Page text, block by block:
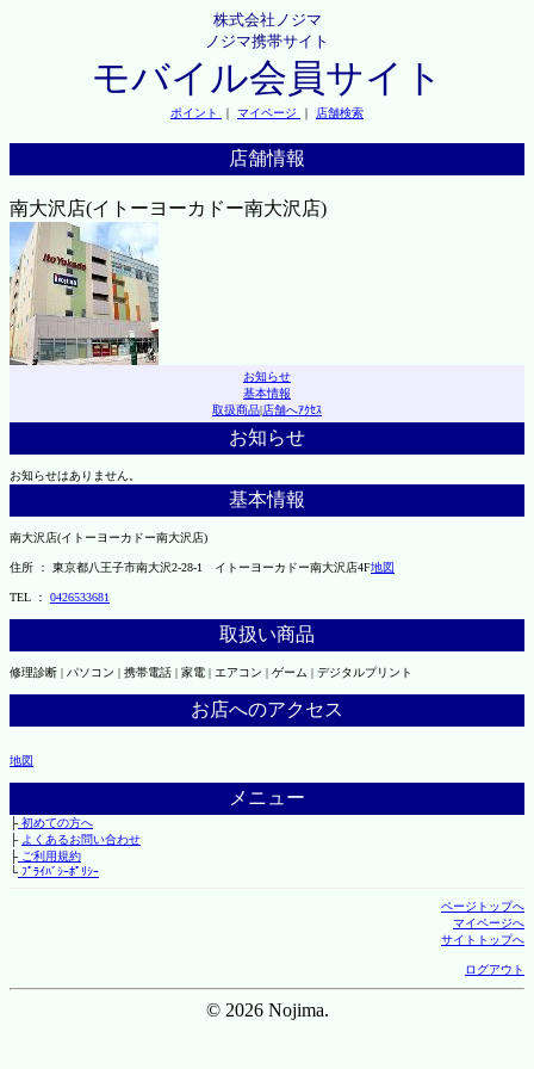
株式会社ノジマ
ノジマ携帯サイト
モバイル会員サイト
ポイント ｜ マイページ ｜ 店舗検索
店舗情報
南大沢店(イトーヨーカドー南大沢店)
お知らせ
基本情報
取扱商品|店舗へｱｸｾｽ
お知らせ
お知らせはありません。
基本情報
南大沢店(イトーヨーカドー南大沢店)
住所 ： 東京都八王子市南大沢2-28-1 イトーヨーカドー南大沢店4F地図
TEL ： 0426533681
取扱い商品
修理診断 | パソコン | 携帯電話 | 家電 | エアコン | ゲーム | デジタルプリント
お店へのアクセス
地図
メニュー
├初めての方へ
├ よくあるお問い合わせ
├ご利用規約
└ﾌﾟﾗｲﾊﾞｼｰﾎﾟﾘｼｰ
ページトップへ
マイページへ
サイトトップへ
ログアウト
© 2026 Nojima.